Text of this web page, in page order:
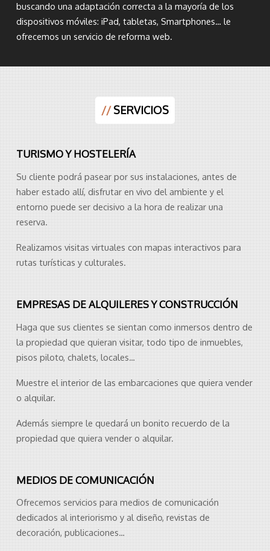
buscando una adaptación correcta a la mayoría de los
dispositivos móviles: iPad, tabletas, Smartphones… le
ofrecemos un servicio de reforma web.
//SERVICIOS
TURISMO Y HOSTELERÍA
Su cliente podrá pasear por sus instalaciones, antes de
haber estado allí, disfrutar en vivo del ambiente y el
entorno puede ser decisivo a la hora de realizar una
reserva.
Realizamos visitas virtuales con mapas interactivos para
rutas turísticas y culturales.
EMPRESAS DE ALQUILERES Y CONSTRUCCIÓN
Haga que sus clientes se sientan como inmersos dentro de
la propiedad que quieran visitar, todo tipo de inmuebles,
pisos piloto, chalets, locales…
Muestre el interior de las embarcaciones que quiera vender
o alquilar.
Además siempre le quedará un bonito recuerdo de la
propiedad que quiera vender o alquilar.
MEDIOS DE COMUNICACIÓN
Ofrecemos servicios para medios de comunicación
dedicados al interiorismo y al diseño, revistas de
decoración, publicaciones…